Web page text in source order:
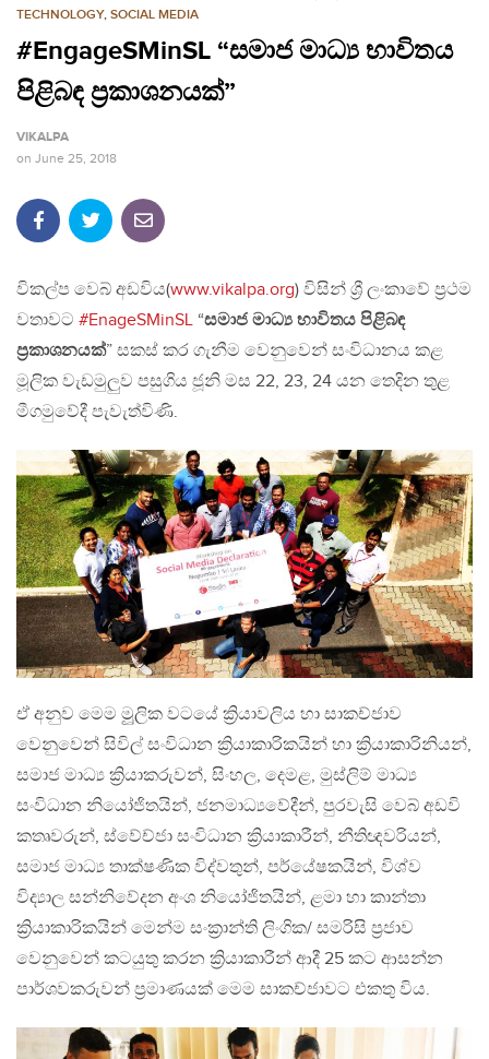
TECHNOLOGY, SOCIAL MEDIA
#EngageSMinSL “සමාජ මාධ්‍ය භාවිතය
පිළිබඳ ප්‍රකාශනයක්”
VIKALPA
on June 25, 2018
විකල්ප වෙබ් අඩවිය(www.vikalpa.org) විසින් ශ්‍රී ලංකාවේ ප්‍රථම
වතාවට #EnageSMinSL “සමාජ මාධ්‍ය භාවිතය පිළිබඳ
ප්‍රකාශනයක්” සකස් කර ගැනීම වෙනුවෙන් සංවිධානය කළ
මූලික වැඩමුලුව පසුගිය ජූනි මස 22, 23, 24 යන තෙදින තුළ
මීගමුවේදී පැවැත්විණි.
ඒ අනුව මෙම මුූලික වටයේ ක්‍රියාවලිය හා සාකච්ජාව
වෙනුවෙන් සිවිල් සංවිධාන ක්‍රියාකාරිකයින් හා ක්‍රියාකාරිනියන්,
සමාජ මාධ්‍ය ක්‍රියාකරුවන්, සිංහල, දෙමළ, මුස්ලිම් මාධ්‍ය
සංවිධාන නියෝජිතයින්, ජනමාධ්‍යවේදීන්, පුරවැසි වෙබ් අඩවි
කතෘවරුන්, ස්වේච්ජා සංවිධාන ක්‍රියාකාරීන්, නීතිඥවරියන්,
සමාජ මාධ්‍ය තාක්ෂණික විද්වතුන්, පර්යේෂකයින්, විශ්ව
විද්‍යාල සන්නිවේදන අංශ නියෝජිතයින්, ළමා හා කාන්තා
ක්‍රියාකාරිකයින් මෙන්ම සංක්‍රාන්ති ලිංගික/ සමරිසි ප්‍රජාව
වෙනුවෙන් කටයුතු කරන ක්‍රියාකාරීන් ආදී 25 කට ආසන්න
පාර්ශවකරුවන් ප්‍රමාණයක් මෙම සාකච්ජාවට එකතු විය.